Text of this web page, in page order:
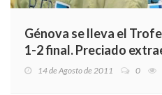
Génova se lleva el
1-2 final. Preciado
14 de Agosto de 2011 0